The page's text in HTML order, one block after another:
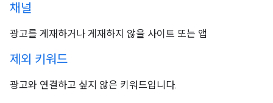
채널
광고를 게재하거나 게재하지 않을 사이트 또는 앱
제외 키워드
광고와 연결하고 싶지 않은 키워드입니다.